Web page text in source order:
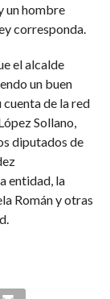
un hombre
corresponda.
el alcalde
un buen
cuenta de la red
Sollano,
diputados de
entidad, la
Román y otras